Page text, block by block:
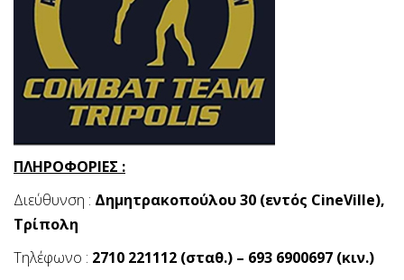
ΠΛΗΡΟΦΟΡΙΕΣ :
Διεύθυνση : Δημητρακοπούλου 30 (εντός CineVille),
Τρίπολη
Τηλέφωνο : 2710 221112 (σταθ.) – 693 6900697 (κιν.)